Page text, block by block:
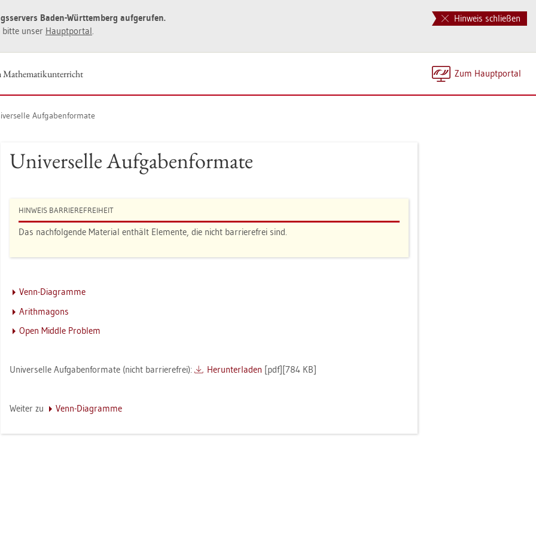
Hinweis schließen
Baden-Würt­tem­berg auf­ge­ru­fen.
bitte unser Haupt­por­tal.
Zum Haupt­por­tal
Ma­the­ma­tik­un­ter­richt
Auf­ga­ben­for­ma­te
Uni­ver­sel­le Auf­ga­ben­for­ma­te
HIN­WEIS BAR­RIE­RE­FREI­HEIT
Das nach­fol­gen­de Ma­te­ri­al ent­hält Ele­men­te, die nicht bar­rie­re­frei sind.
Venn-Dia­gram­me
Arithm­a­gons
Open Midd­le Pro­blem
Uni­ver­sel­le Auf­ga­ben­for­ma­te (nicht bar­rie­re­frei): Her­un­ter­la­den [pdf][784 KB]
Wei­ter zu Venn-Dia­gram­me